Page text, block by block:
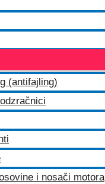
(antifajling)
i nosači motora